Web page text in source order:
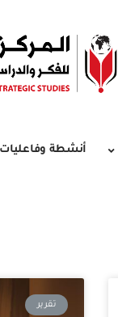
أنشطة وفاعليات
تقرير